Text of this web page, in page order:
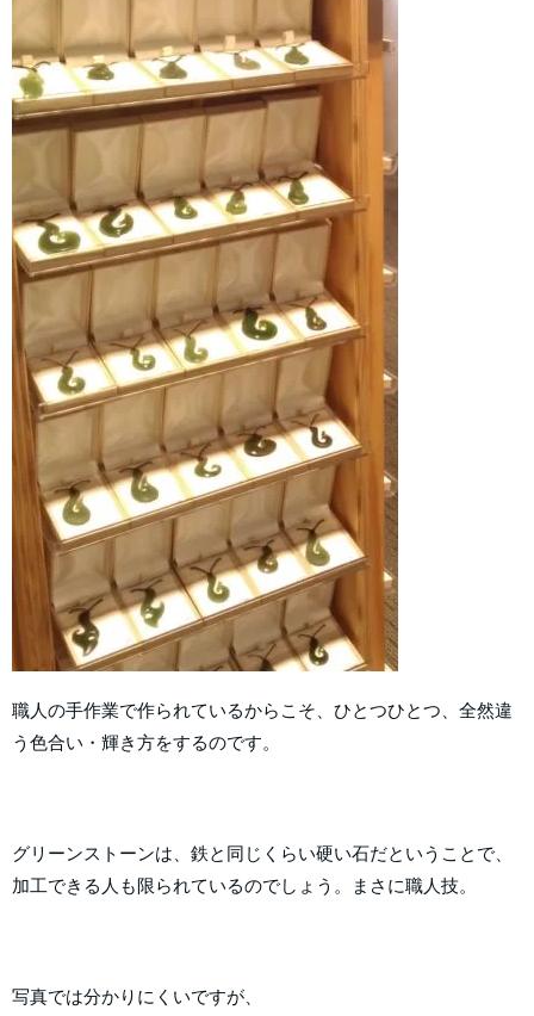
職人の手作業で作られているからこそ、ひとつひとつ、全然違
う色合い・輝き方をするのです。
グリーンストーンは、鉄と同じくらい硬い石だということで、
加工できる人も限られているのでしょう。まさに職人技。
写真では分かりにくいですが、